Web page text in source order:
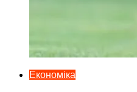
Економіка